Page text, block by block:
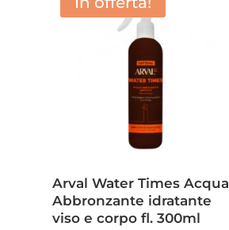
Arval Water Times Acqua
Abbronzante idratante
viso e corpo fl. 300ml